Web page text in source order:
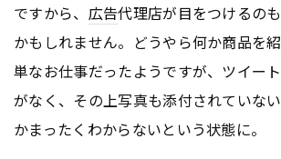
ですから、 広告代理店が目をつけるの
かもしれません。どうやら何か商品を
単なお仕事だったようですが、ツイー
がなく、その上写真も添付されていな
かまったくわからないという状態に。